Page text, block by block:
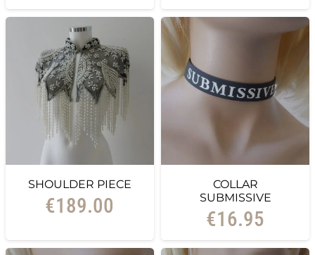
SHOULDER PIECE
€189.00
COLLAR
SUBMISSIVE
€16.95